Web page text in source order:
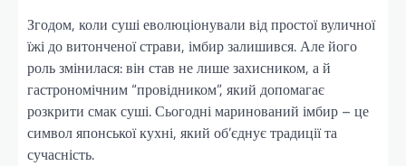
Згодом, коли суші еволюціонували від простої вуличної
їжі до витонченої страви, імбир залишився. Але його
роль змінилася: він став не лише захисником, а й
гастрономічним “провідником”, який допомагає
розкрити смак суші. Сьогодні маринований імбир – це
символ японської кухні, який об’єднує традиції та
сучасність.